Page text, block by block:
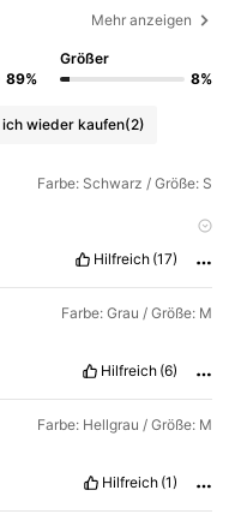
Mehr anzeigen
89%
Größer
8%
wieder kaufen(2)
Farbe: Schwarz / Größe: S
Hilfreich (17)
Farbe: Grau / Größe: M
Hilfreich (6)
Farbe: Hellgrau / Größe: M
Hilfreich (1)